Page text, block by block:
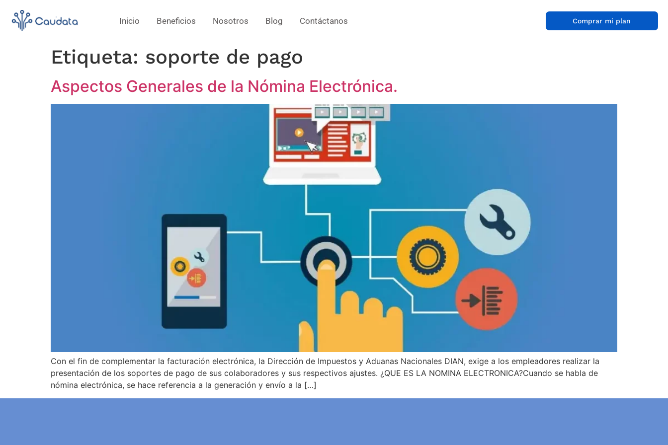
Inicio Beneficios Nosotros Blog Contáctanos Comprar mi plan
Etiqueta: soporte de pago
Aspectos Generales de la Nómina Electrónica.
Con el fin de complementar la facturación electrónica, la Dirección de Impuestos y Aduanas Nacionales DIAN, exige a los empleadores realizar la
presentación de los soportes de pago de sus colaboradores y sus respectivos ajustes. ¿QUE ES LA NOMINA ELECTRONICA?Cuando se habla de
nómina electrónica, se hace referencia a la generación y envío a la […]